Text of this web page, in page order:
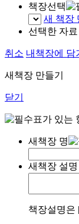
책장선택
새 책장
선택한 자료
취소 내책장에 담
새책장 만들기
닫기
표가 있는
새책장 명
새책장 설명
책장설명은